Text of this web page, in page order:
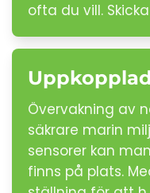
ofta du vill.
Övervakning av
säkrare marin
sensorer kan
finns på plats.